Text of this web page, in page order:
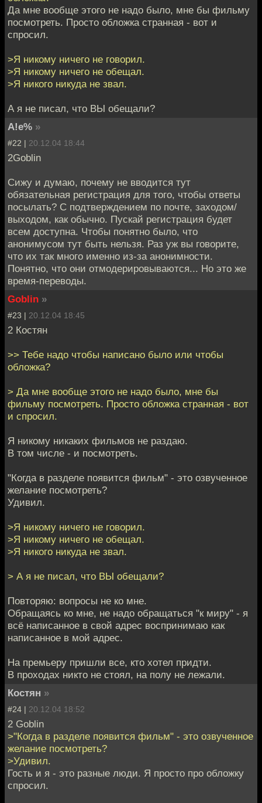
Да мне вообще этого не надо было, мне бы фильму
посмотреть. Просто обложка странная - вот и
спросил.
>Я никому ничего не говорил.
>Я никому ничего не обещал.
>Я никого никуда не звал.
А я не писал, что ВЫ обещали?
A!e% »
#22 | 20.12.04 18:44
2Goblin
Сижу и думаю, почему не вводится тут
обязательная регистрация для того, чтобы ответы
посылать? С подтверждением по почте, заходом/
выходом, как обычно. Пускай регистрация будет
всем доступна. Чтобы понятно было, что
анонимусом тут быть нельзя. Раз уж вы говорите,
что их так много именно из-за анонимности.
Понятно, что они отмодерировываются... Но это же
время-переводы.
Goblin »
#23 | 20.12.04 18:45
2 Костян
>> Тебе надо чтобы написано было или чтобы
обложка?
> Да мне вообще этого не надо было, мне бы
фильму посмотреть. Просто обложка странная - вот
и спросил.
Я никому никаких фильмов не раздаю.
В том числе - и посмотреть.
"Когда в разделе появится фильм" - это озвученное
желание посмотреть?
Удивил.
>Я никому ничего не говорил.
>Я никому ничего не обещал.
>Я никого никуда не звал.
> А я не писал, что ВЫ обещали?
Повторяю: вопросы не ко мне.
Обращаясь ко мне, не надо обращаться "к миру" - я
всё написанное в свой адрес воспринимаю как
написанное в мой адрес.
На премьеру пришли все, кто хотел придти.
В проходах никто не стоял, на полу не лежали.
Костян »
#24 | 20.12.04 18:52
2 Goblin
>"Когда в разделе появится фильм" - это озвученное
желание посмотреть?
>Удивил.
Гость и я - это разные люди. Я просто про обложку
спросил.